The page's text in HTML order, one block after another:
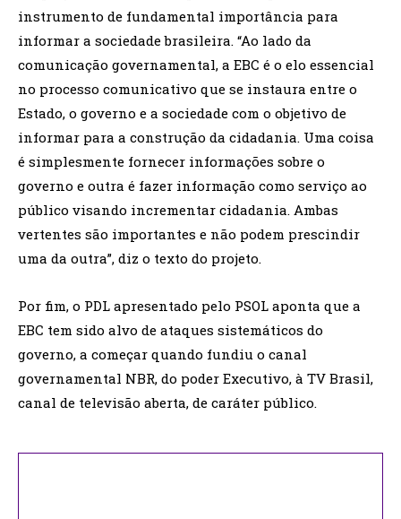
instrumento de fundamental importância para
informar a sociedade brasileira. “Ao lado da
comunicação governamental, a EBC é o elo essencial
no processo comunicativo que se instaura entre o
Estado, o governo e a sociedade com o objetivo de
informar para a construção da cidadania. Uma coisa
é simplesmente fornecer informações sobre o
governo e outra é fazer informação como serviço ao
público visando incrementar cidadania. Ambas
vertentes são importantes e não podem prescindir
uma da outra”, diz o texto do projeto.
Por fim, o PDL apresentado pelo PSOL aponta que a
EBC tem sido alvo de ataques sistemáticos do
governo, a começar quando fundiu o canal
governamental NBR, do poder Executivo, à TV Brasil,
canal de televisão aberta, de caráter público.